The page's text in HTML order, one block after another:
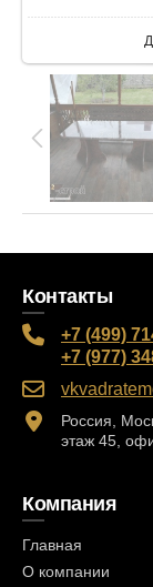
Контакты
+7 (499)
+7 (977)
Россия,
этаж 45,
Компания
Главная
О компании